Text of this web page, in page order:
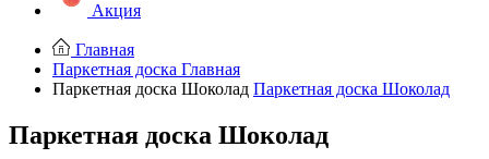
Акция
Главная
Паркетная доска Главная
Паркетная доска Шоколад Паркетная доска Шоколад
Паркетная доска Шоколад